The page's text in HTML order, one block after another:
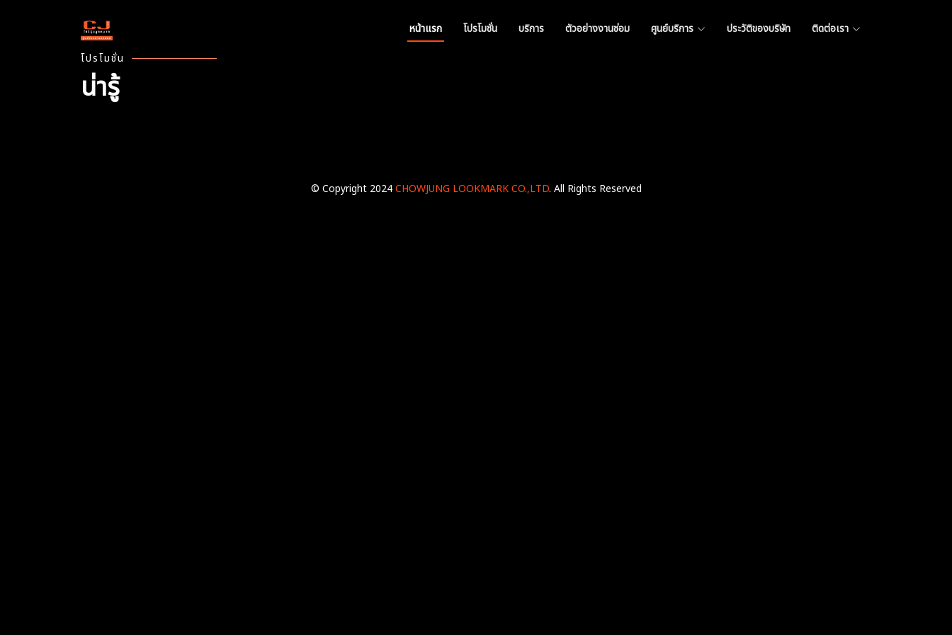
หน้าแรก โปรโมชั่น บริการ ตัวอย่างงานซ่อม ศูนย์บริการ ประวัติของบริษัท
ติดต่อเรา
โปรโมชั่น
น่ารู้
© Copyright 2024CHOWJUNG LOOKMARK CO.,LTD. All Rights Reserved